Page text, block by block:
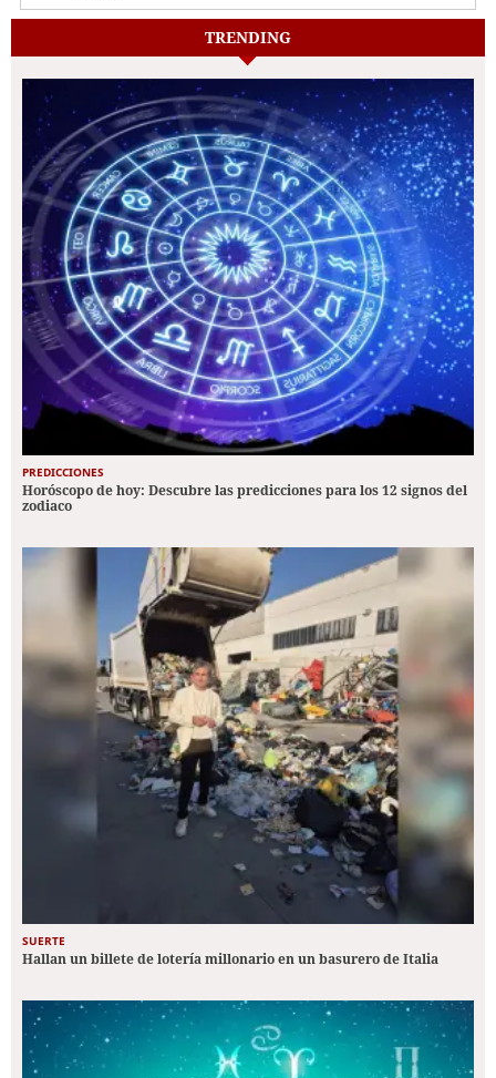
TRENDING
PREDICCIONES
Horóscopo de hoy: Descubre las predicciones para los 12 signos del
zodiaco
SUERTE
Hallan un billete de lotería millonario en un basurero de Italia